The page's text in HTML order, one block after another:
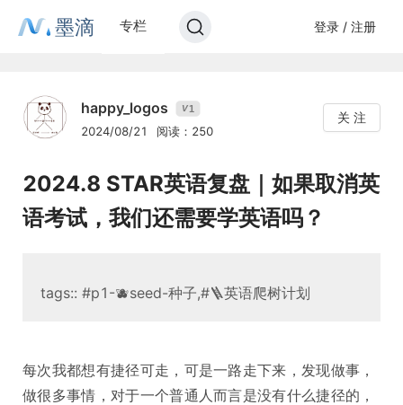
墨滴 专栏 登录 / 注册
happy_logos V1
2024/08/21 阅读：250
关 注
2024.8 STAR英语复盘｜如果取消英
语考试，我们还需要学英语吗？
tags:: #p1-🫐seed-种子,#🪜英语爬树计划
每次我都想有捷径可走，可是一路走下来，发现做事，
做很多事情，对于一个普通人而言是没有什么捷径的，